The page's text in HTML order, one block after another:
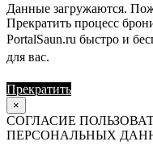
Данные загружаются.
Прекратить процесс
PortalSaun.ru быстро и
для вас.
Прекратить
×
СОГЛАСИЕ
ПЕРСОНАЛЬНЫХ